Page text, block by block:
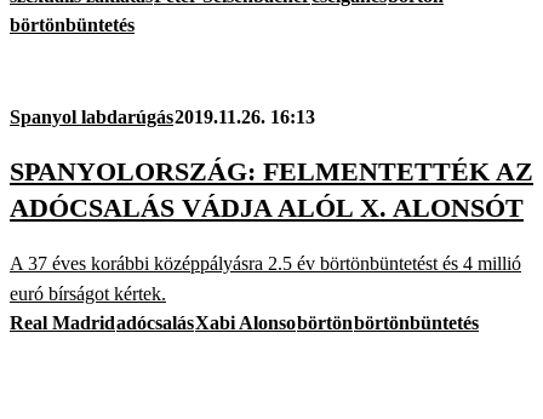
börtönbüntetés
Spanyol labdarúgás2019.11.26. 16:13
SPANYOLORSZÁG: FELMENTETTÉK AZ
ADÓCSALÁS VÁDJA ALÓL X. ALONSÓT
A 37 éves korábbi középpályásra 2.5 év börtönbüntetést és 4 millió
euró bírságot kértek.
Real MadridadócsalásXabi Alonsobörtönbörtönbüntetés